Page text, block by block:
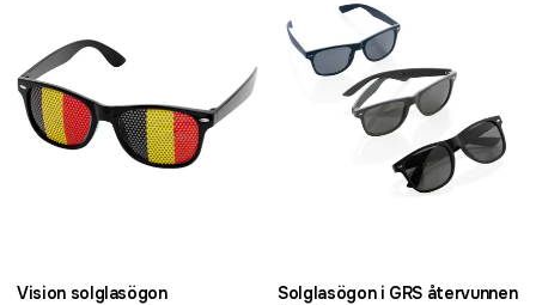
Vision solglasögon
Solglasögon i GRS återvunnen